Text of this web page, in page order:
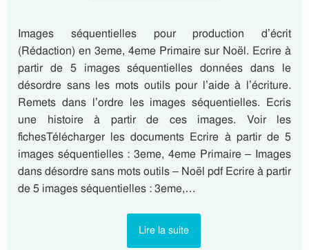
Images séquentielles pour production d’écrit
(Rédaction) en 3eme, 4eme Primaire sur Noël. Ecrire à
partir de 5 images séquentielles données dans le
désordre sans les mots outils pour l’aide à l’écriture.
Remets dans l’ordre les images séquentielles. Ecris
une histoire à partir de ces images. Voir les
fichesTélécharger les documents Ecrire à partir de 5
images séquentielles : 3eme, 4eme Primaire – Images
dans désordre sans mots outils – Noël pdf Ecrire à partir
de 5 images séquentielles : 3eme,…
Lire la suite